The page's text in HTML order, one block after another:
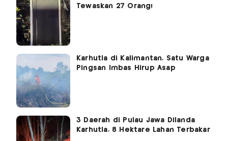
Tewaskan 27 Orang!
Karhutla di Kalimantan, Satu Warga
Pingsan Imbas Hirup Asap
3 Daerah di Pulau Jawa Dilanda
Karhutla, 8 Hektare Lahan Terbakar